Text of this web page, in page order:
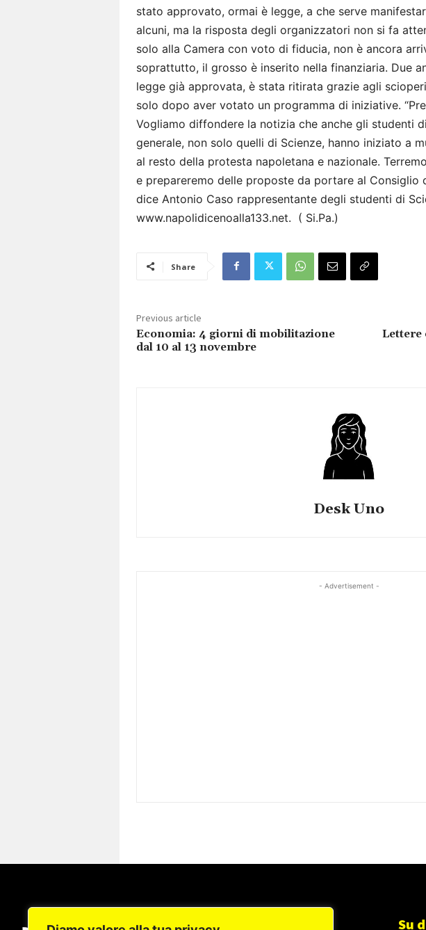
stato approvato, ormai è legge, a che serve
alcuni, ma la risposta degli organizzatori non si fa
solo alla Camera con voto di fiducia, non è ancora
soprattutto, il grosso è inserito nella finanziaria. Due
legge già approvata, è stata ritirata grazie agli
solo dopo aver votato un programma di iniziative.
Vogliamo diffondere la notizia che anche gli studenti
generale, non solo quelli di Scienze, hanno iniziato a
al resto della protesta napoletana e nazionale.
e prepareremo delle proposte da portare al Consiglio
dice Antonio Caso rappresentante degli studenti di
www.napolidicenoalla133.net. ( Si.Pa.)
Share
Previous article
Economia: 4 giorni di mobilitazione
dal 10 al 13 novembre
Lettere
Desk Uno
- Advertisement -
Su